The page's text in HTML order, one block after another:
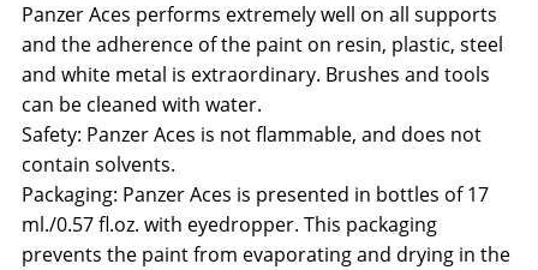
Panzer Aces performs extremely well on all supports
and the adherence of the paint on resin, plastic, steel
and white metal is extraordinary. Brushes and tools
can be cleaned with water.
Safety: Panzer Aces is not flammable, and does not
contain solvents.
Packaging: Panzer Aces is presented in bottles of 17
ml./0.57 fl.oz. with eyedropper. This packaging
prevents the paint from evaporating and drying in the